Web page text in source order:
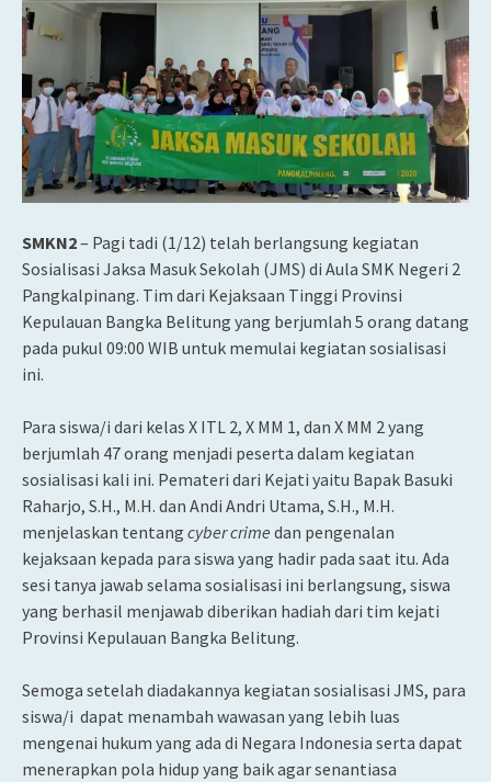
SMKN2– Pagi tadi (1/12) telah berlangsung kegiatan
Sosialisasi Jaksa Masuk Sekolah (JMS) di Aula SMK Negeri 2
Pangkalpinang. Tim dari Kejaksaan Tinggi Provinsi
Kepulauan Bangka Belitung yang berjumlah 5 orang datang
pada pukul 09:00 WIB untuk memulai kegiatan sosialisasi
ini.
Para siswa/i dari kelas X ITL 2, X MM 1, dan X MM 2 yang
berjumlah 47 orang menjadi peserta dalam kegiatan
sosialisasi kali ini. Pemateri dari Kejati yaitu Bapak Basuki
Raharjo, S.H., M.H. dan Andi Andri Utama, S.H., M.H.
menjelaskan tentang cyber crime dan pengenalan
kejaksaan kepada para siswa yang hadir pada saat itu. Ada
sesi tanya jawab selama sosialisasi ini berlangsung, siswa
yang berhasil menjawab diberikan hadiah dari tim kejati
Provinsi Kepulauan Bangka Belitung.
Semoga setelah diadakannya kegiatan sosialisasi JMS, para
siswa/i dapat menambah wawasan yang lebih luas
mengenai hukum yang ada di Negara Indonesia serta dapat
menerapkan pola hidup yang baik agar senantiasa